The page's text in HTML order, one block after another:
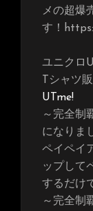
メの超爆
す！
ユニクロ
Tシャツ販
UTme!
～完全制
になりま
ペイペイ
ップして
するだけ
～完全制